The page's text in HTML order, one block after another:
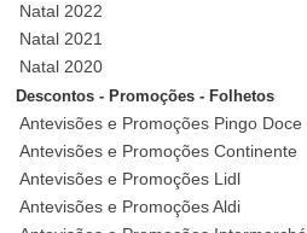
Natal 2022
Natal 2021
Natal 2020
Descontos - Promoções - Folhetos
Antevisões e Promoções Pingo Doce
Antevisões e Promoções Continente
Antevisões e Promoções Lidl
Antevisões e Promoções Aldi